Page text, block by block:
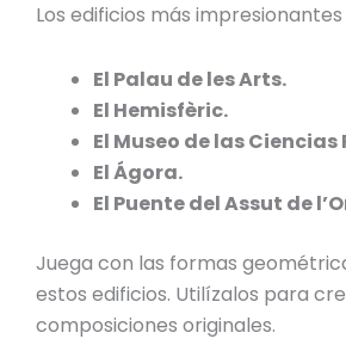
Los edificios más impresionantes
El Palau de les Arts.
El Hemisfèric.
El Museo de las Ciencias
El Ágora.
El Puente del Assut de
Juega con las formas
estos edificios. Utilízalos para
composiciones originales.